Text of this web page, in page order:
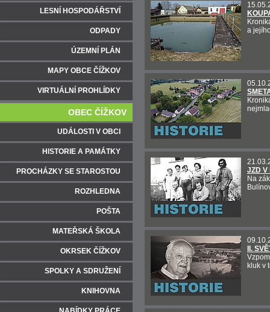
a
JZD V
Na
II.
kluk v
LESNÍ HOSPODÁŘSTVÍ
ODPADY
ÚZEMNÍ PLÁN
MAPY OBCE ČÍŽKOV
VIRTUÁLNÍ PROHLÍDKY
OBEC ČÍŽKOV
UDÁLOSTI V OBCI
HISTORIE A PAMÁTKY
PROCHÁZKY SE STAROSTOU
ROZHLEDNA
POŠTA
MATEŘSKÁ ŠKOLA
OKRSEK ČÍŽKOV
SPOLKY A SDRUŽENÍ
KNIHOVNA